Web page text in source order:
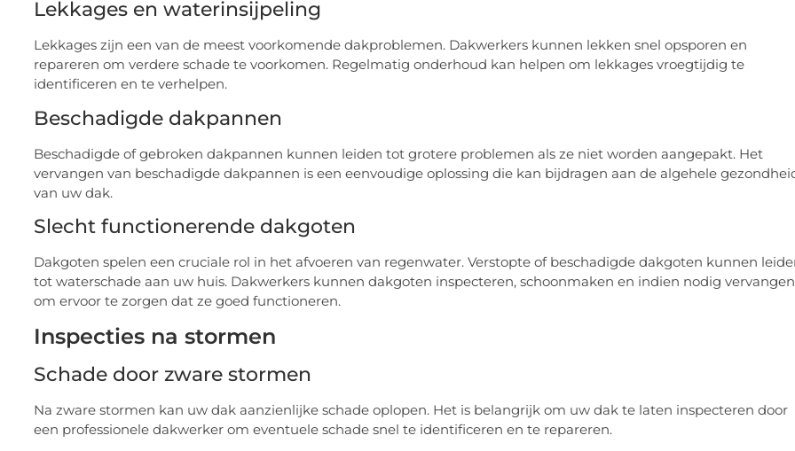
Lekkages en waterinsijpeling
Lekkages zijn een van de meest voorkomende dakproblemen. Dakwerkers kunnen lekken snel opsporen en
repareren om verdere schade te voorkomen. Regelmatig onderhoud kan helpen om lekkages vroegtijdig te
identificeren en te verhelpen.
Beschadigde dakpannen
Beschadigde of gebroken dakpannen kunnen leiden tot grotere problemen als ze niet worden aangepakt. Het
vervangen van beschadigde dakpannen is een eenvoudige oplossing die kan bijdragen aan de algehele
van uw dak.
Slecht functionerende dakgoten
Dakgoten spelen een cruciale rol in het afvoeren van regenwater. Verstopte of beschadigde dakgoten kunnen
tot waterschade aan uw huis. Dakwerkers kunnen dakgoten inspecteren, schoonmaken en indien nodig vervangen
om ervoor te zorgen dat ze goed functioneren.
Inspecties na stormen
Schade door zware stormen
Na zware stormen kan uw dak aanzienlijke schade oplopen. Het is belangrijk om uw dak te laten inspecteren door
een professionele dakwerker om eventuele schade snel te identificeren en te repareren.